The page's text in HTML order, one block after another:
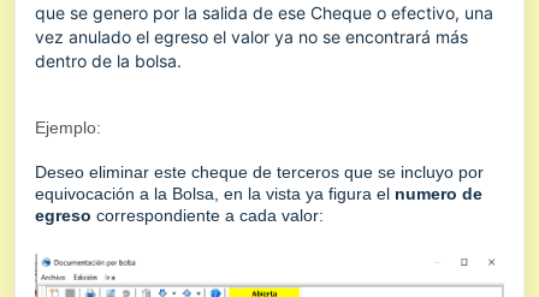
que se genero por la salida de ese Cheque o efectivo, una
vez anulado el egreso el valor ya no se encontrará más
dentro de la bolsa.
Ejemplo:
Deseo eliminar este cheque de terceros que se incluyo por
equivocación a la Bolsa, en la vista ya figura el numero de
egreso correspondiente a cada valor: